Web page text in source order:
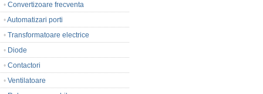
• Convertizoare frecventa
•Automatizari porti
• Transformatoare electrice
• Diode
• Contactori
• Ventilatoare